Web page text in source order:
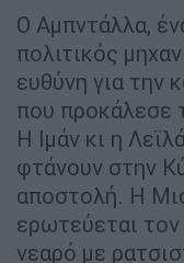
Ο Αμπντάλλα,
πολιτικός
ευθύνη για την
που προκάλεσε
Η Ιμάν κι η
φτάνουν στην
αποστολή. Η
ερωτεύεται
νεαρό με